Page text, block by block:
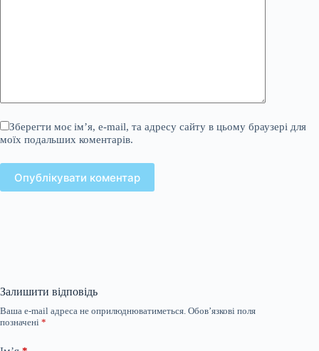
Зберегти моє ім’я, e-mail, та адресу сайту в цьому браузері для
моїх подальших коментарів.
Опублікувати коментар
Залишити відповідь
Ваша e-mail адреса не оприлюднюватиметься. Обов’язкові поля
позначені *